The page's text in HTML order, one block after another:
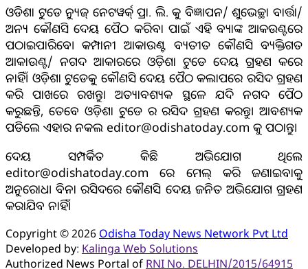
ଓଡିଶା ଟୁଡେ ନ୍ୟୁଜ୍ ନେଟୱର୍କ୍ ପ୍ରା. ଲି. କୁ ବିଜ୍ଞାପନ/ ଶୁଭେଚ୍ଛା ବାର୍ତ୍ତା/
ଅନ୍ୟ କୌଣସି ଦେୟ ପୈଠ କରିବା ପାଇଁ ଏହି ବ୍ୟାଙ୍କ ଆକଉଣ୍ଟରେ
ପଠାଇପାରିବେ। କମ୍ପାନୀ ଆକାଉଣ୍ଟ ବ୍ୟତୀତ କୌଣସି ବ୍ୟକ୍ତିଗତ
ଆକାଉଣ୍ଟ/ ନଗଦ ଆକାରରେ ଓଡ଼ିଶା ଟୁଡେ ଦେୟ ଗ୍ରହଣ କରେ
ନାହିଁ। ଓଡ଼ିଶା ଟୁଡେକୁ କୌଣସି ଦେୟ ପୈଠ କଲାପରେ ରସିଦ ଗ୍ରହଣ
କରି ପାଖରେ ରଖନ୍ତୁ। ଅତ୍ୟାବଶ୍ୟକ ସ୍ଥଳେ ଯଦି ନଗଦ ପୈଠ
କରୁଛନ୍ତି, ତେବେ ଓଡ଼ିଶା ଟୁଡେ ର ରସିଦ ଗ୍ରହଣ କରନ୍ତୁ। ଆବଶ୍ୟକ
ପଡିଲେ ଏହାର ନକଲ editor@odishatoday.com କୁ ପଠାନ୍ତୁ।
ଦେୟ ସମ୍ପର୍କିତ କିଛି ଅଭିଯୋଗ ଥିଲେ
editor@odishatoday.com ରେ ମେଲ୍ କରି ଜଣାଇବାକୁ
ଅନୁରୋଧ। ବିନା ରସିଦରେ କୌଣସି ଦେୟ ଜନିତ ଅଭିଯୋଗ ଗ୍ରହଣ
କରାଯିବ ନାହିଁ।
Copyright © 2026 Odisha Today News Network Pvt Ltd
Developed by: Kalinga Web Solutions
Authorized News Portal of RNI No. DELHIN/2015/64915